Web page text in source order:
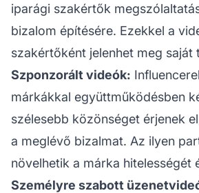
iparági szakértők
bizalom építésére. Ezekkel a
szakértőként jelenhet meg saját
Szponzorált videók:
márkákkal együttműködésben
szélesebb közönséget érjenek
a meglévő bizalmat. Az ilyen
növelhetik a márka hitelességét
Személyre szabott